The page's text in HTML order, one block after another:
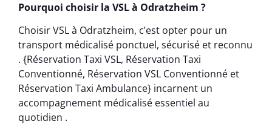
Pourquoi choisir la VSL à Odratzheim ?
Choisir VSL à Odratzheim, c’est opter pour un
transport médicalisé ponctuel, sécurisé et reconnu
. {Réservation Taxi VSL, Réservation Taxi
Conventionné, Réservation VSL Conventionné et
Réservation Taxi Ambulance} incarnent un
accompagnement médicalisé essentiel au
quotidien .